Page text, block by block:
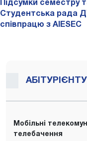
Підсумки семестру
Студентська рада
співпрацю з AIESEC
АБІТУРІЄНТУ
Мобільні
телебачення